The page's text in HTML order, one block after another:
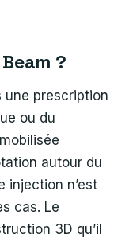
?
une prescription
ou du
autour du
injection n’est
cas. Le
3D qu’il